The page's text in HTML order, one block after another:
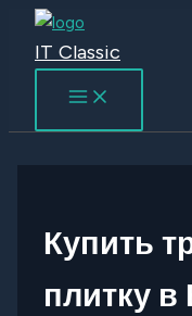
Перейти
содержимому
IT Classic
Купить
плитку в